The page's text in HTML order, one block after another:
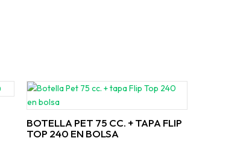
BOTELLA PET 75 CC. + TAPA FLIP
TOP 240 EN BOLSA